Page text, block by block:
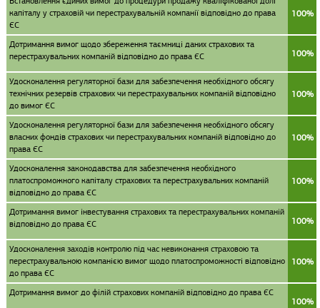
капіталу у страховій чи перестрахувальній компанії відповідно до права
ЄС
100%
Дотримання вимог щодо збереження таємниці даних страхових та
перестрахувальних компаній відповідно до права ЄС
100%
Удосконалення регуляторної бази для забезпечення необхідного обсягу
технічних резервів страхових чи перестрахувальних компаній відповідно
до вимог ЄС
100%
Удосконалення регуляторної бази для забезпечення необхідного обсягу
власних фондів страхових чи перестрахувальних компаній відповідно до
права ЄС
100%
Удосконалення законодавства для забезпечення необхідного
платоспроможного капіталу страхових та перестрахувальних компаній
відповідно до права ЄС
100%
Дотримання вимог інвестування страхових та перестрахувальних компаній
відповідно до права ЄС
100%
Удосконалення заходів контролю під час невиконання страховою та
перестрахувальною компанією вимог щодо платоспроможності відповідно
до права ЄС
100%
Дотримання вимог до філій страхових компаній відповідно до права ЄС
100%